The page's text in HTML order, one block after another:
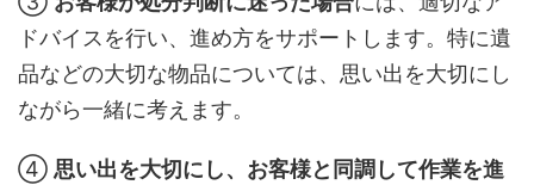
ドバイスを行い、進め方をサポートします。特に遺
品などの大切な物品については、思い出を大切にし
ながら一緒に考えます。
④ 思い出を大切にし、お客様と同調して作業を進